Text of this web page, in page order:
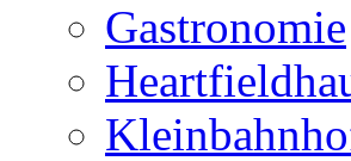
Gastronomie